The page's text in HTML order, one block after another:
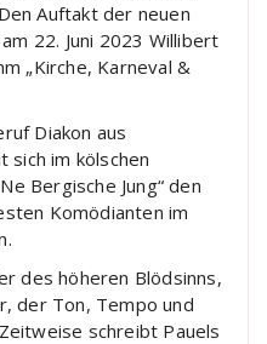
Auftakt der neuen
22. Juni 2023 Willibert
„Kirche, Karneval &
Diakon aus
sich im kölschen
Bergische Jung“ den
Komödianten im
des höheren Blödsinns,
der Ton, Tempo und
schreibt Pauels